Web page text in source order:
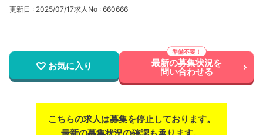
更新日 : 2025/07/17求人No : 660666
お気に入り 最新の募集状況を
問い合わせる
こちらの求人は募集を停止しております。